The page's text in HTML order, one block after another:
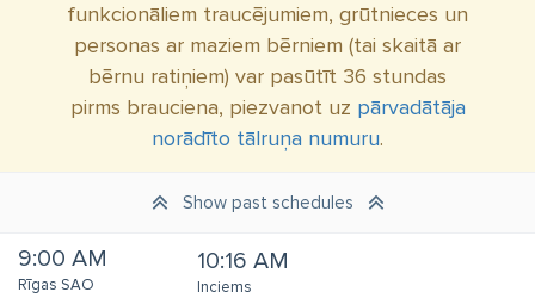
funkcionāliem traucējumiem, grūtnieces un
personas ar maziem bērniem (tai skaitā ar
bērnu ratiņiem) var pasūtīt 36 stundas
pirms brauciena, piezvanot uz pārvadātāja
norādīto tālruņa numuru.
Show past schedules
9:00 AM
Rīgas SAO
10:16 AM
Inciems